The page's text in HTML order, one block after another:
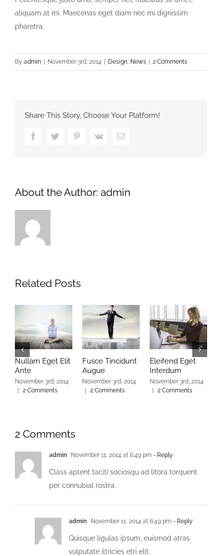
aliquam at mi. Maecenas eget diam nec mi dignissim
pharetra.
By admin November 3rd, 2014 Design, News 2 Comments
Share This Story, Choose Your Platform!
FacebookTwitter PinterestVk Email
About the Author: admin
Related Posts
Nullam Eget Elit
Ante
November 3rd, 2014
|
2 Comments
Fusce Tincidunt
Augue
November 3rd, 2014
|
2 Comments
Eleifend Eget
Interdum
November 3rd, 2014
|
2 Comments
2 Comments
admin November 11, 2014 at 6:49 pm - Reply
Class aptent taciti sociosqu ad litora torquent
per connubial rostra.
admin November 11, 2014 at 6:49 pm - Reply
Quisque ligulas ipsum, euismod atras
vulputate iltricies etri elit.